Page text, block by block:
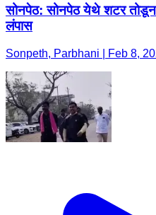
सोनपेठ: सोनपेठ येथे शटर तोडून
लंपास
Sonpeth, Parbhani | Feb 8,